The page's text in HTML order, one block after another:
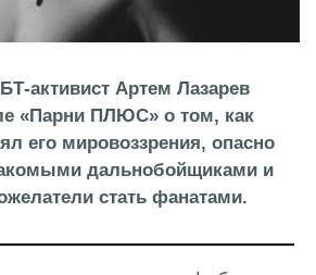
активист Артем Лазарев
«Парни ПЛЮС» о том, как
его мировоззрения, опасно
дальнобойщиками и
стать фанатами.